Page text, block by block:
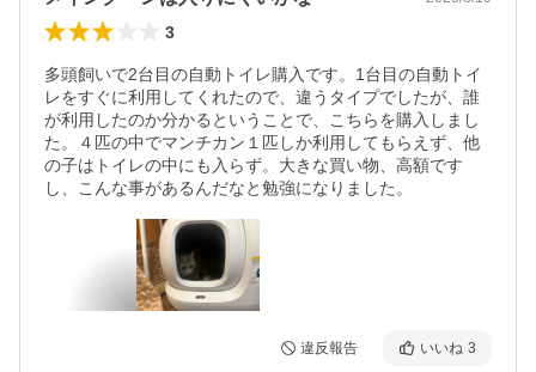
3
多頭飼いで2台目の自動トイレ購入です。1台目の自動トイ
レをすぐに利用してくれたので、違うタイプでしたが、誰
が利用したのか分かるということで、こちらを購入しまし
た。４匹の中でマンチカン１匹しか利用してもらえず、他
の子はトイレの中にも入らず。大きな買い物、高額です
し、こんな事があるんだなと勉強になりました。
違反報告 いいね 3